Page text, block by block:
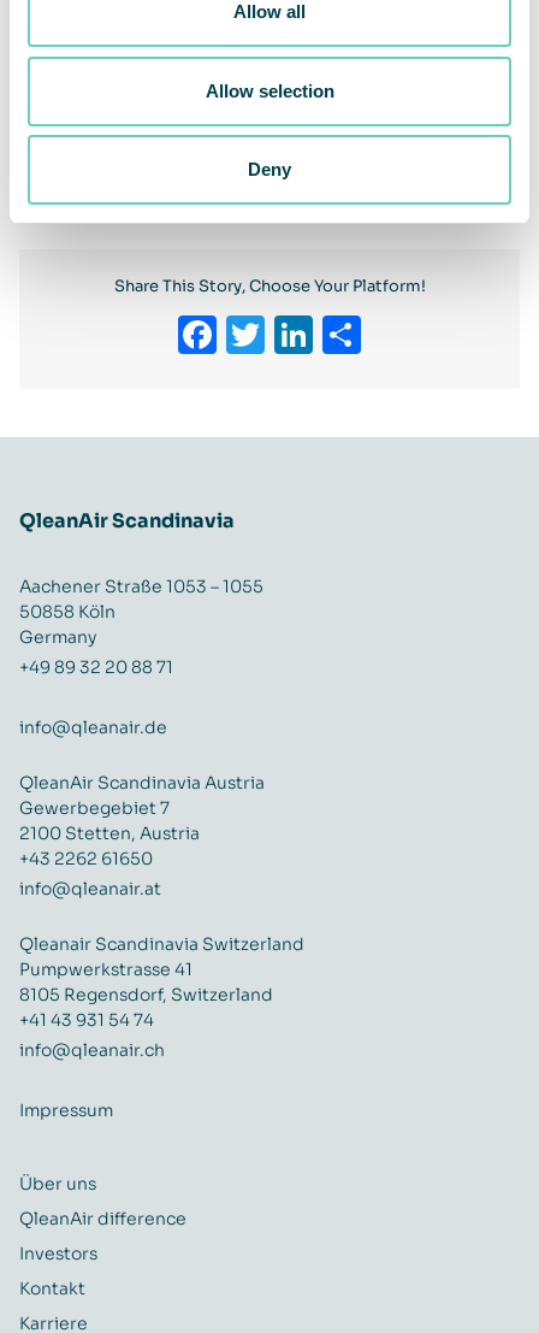
Allow all
Allow selection
Deny
Zurück
Share This Story, Choose Your Platform!
Facebook
Twitter
LinkedIn
QleanAir Scandinavia
Aachener Straße 1053 – 1055
50858 Köln
Germany
+49 89 32 20 88 71
info@qleanair.de
QleanAir Scandinavia Austria
Gewerbegebiet 7
2100 Stetten, Austria
+43 2262 61650
info@qleanair.at
Qleanair Scandinavia Switzerland
Pumpwerkstrasse 41
8105 Regensdorf, Switzerland
+41 43 931 54 74
info@qleanair.ch
Impressum
Über uns
QleanAir difference
Investors
Kontakt
Karriere